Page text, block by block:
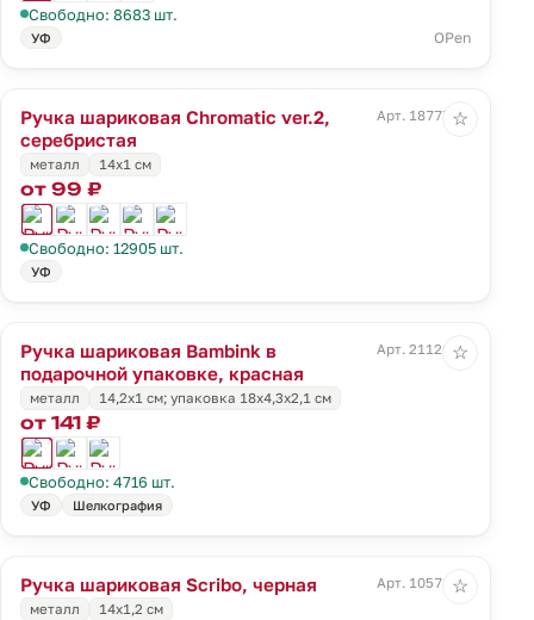
Свободно: 8683 шт.
УФ OPen
Ручка шариковая Chromatic ver.2,
серебристая
Арт. 18777.11
металл 14х1 см
от 99 ₽
Свободно: 12905 шт.
УФ
☆
Ручка шариковая Bambink в
подарочной упаковке, красная
Арт. 21126.50
металл 14,2х1 см; упаковка 18х4,3х2,1 см
от 141 ₽
Свободно: 4716 шт.
УФ Шелкография
☆
Ручка шариковая Scribo, черная
Арт. 10571.30
металл
14х1,2 см
☆